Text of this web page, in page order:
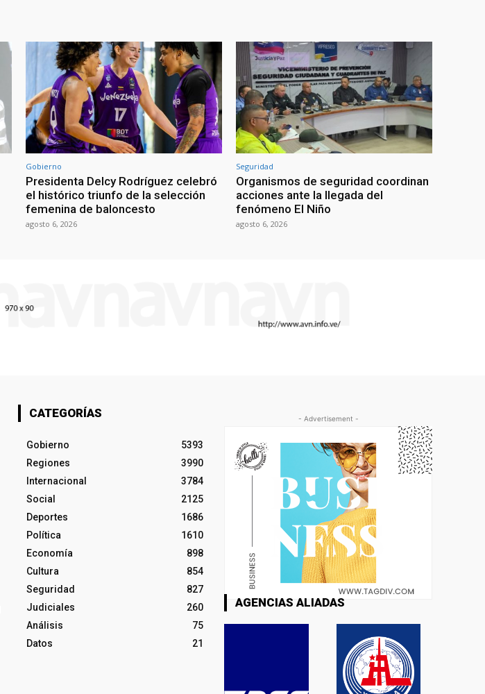
Gobierno
Presidenta Delcy Rodríguez celebró
el histórico triunfo de la selección
femenina de baloncesto
agosto 6, 2026
Seguridad
Organismos de seguridad coordinan
acciones ante la llegada del
fenómeno El Niño
agosto 6, 2026
CATEGORÍAS
Gobierno
5393
Regiones
3990
Internacional
3784
Social
2125
Deportes
1686
Política
1610
Economía
898
Cultura
854
Seguridad
827
Judiciales
260
Análisis
75
Datos
21
- Advertisement -
AGENCIAS ALIADAS